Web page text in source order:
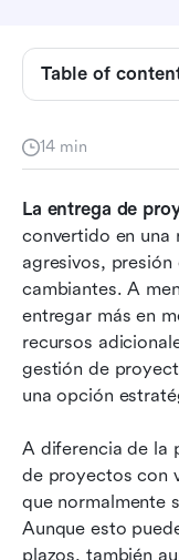
14 min
La entrega de
convertido en una
agresivos,
cambiantes. A
entregar más en
recursos
gestión de
una opción
A diferencia de la
de proyectos con
que normalmente
Aunque esto
plazos, también
Table of
Cómo acelerar
acelerado se
Conoce a
hace el
A checklist de
líderes
Conclusión
Preguntas
Lectura